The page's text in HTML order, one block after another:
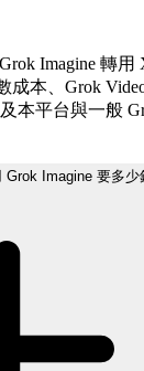
Imagine 轉用
成本、Grok
本平台與一般
Imagine 要多少